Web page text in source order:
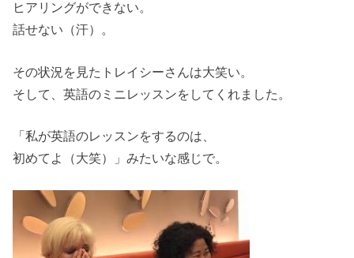
ヒアリングができない。
話せない（汗）。
その状況を見たトレイシーさんは大笑い。
そして、英語のミニレッスンをしてくれました。
「私が英語のレッスンをするのは、
初めてよ（大笑）」みたいな感じで。